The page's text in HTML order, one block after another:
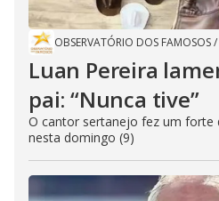
OBSERVATÓRIO DOS FAMOSOS/
Luan Pereira
pai: “Nunca tive”
O cantor sertanejo fez um forte
nesta domingo (9)